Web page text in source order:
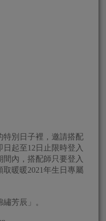
特別日子裡，邀請搭配
起至12日止限時登入
內，搭配師只要登入
暖暖2021年生日專屬
芳辰」。